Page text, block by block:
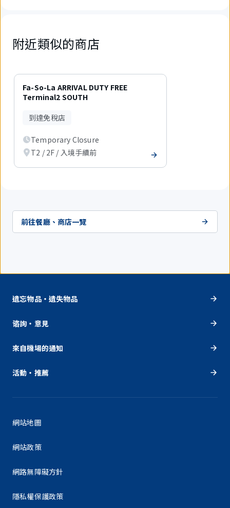
附近類似的商店
Fa-So-La ARRIVAL DUTY FREE
Terminal2 SOUTH
到達免稅店
Temporary Closure
T2 / 2F / 入境手續前
前往餐廳、商店一覽
遺忘物品・遺失物品
谘詢・意見
來自機場的通知
活動・推薦
網站地圖
網站政策
網路無障礙方針
隱私權保護政策